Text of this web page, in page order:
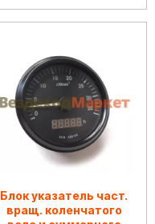
Блок указатель част.
вращ. коленчатого